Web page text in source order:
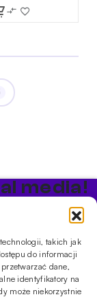
takich jak
do informacji
dane,
identyfikatory na
może niekorzystnie
media!
w sklepie